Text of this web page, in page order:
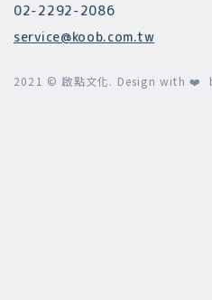
02-2292-2086
service@koob.com.tw
2021 © 啟點文化. Design with ❤️